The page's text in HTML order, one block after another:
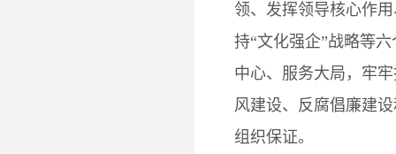
领、发挥领导核心作
持“文化强企”战略等
中心、服务大局，牢
风建设、反腐倡廉建
组织保证。